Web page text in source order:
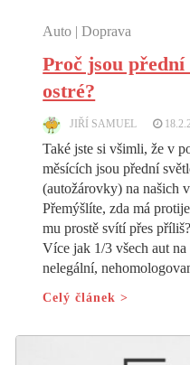
Auto | Doprava
Proč jsou
ostré?
JIŘÍ SAMUEL
Také jste si všimli, že v
měsících jsou přední
(autožárovky) na našich
Přemýšlíte, zda má
mu prostě svítí přes
Více jak 1/3 všech aut
nelegální,
Celý článek >